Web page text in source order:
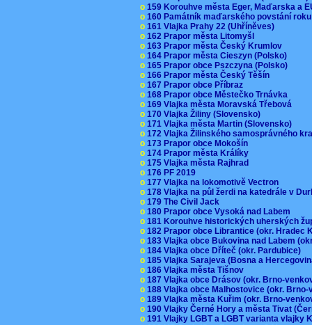
o 159 Korouhve města Eger, Maďarska a
o 160 Památník maďarského povstání
o 161 Vlajka Prahy 22 (Uhříněves)
o 162 Prapor města Litomyšl
o 163 Prapor města Český Krumlov
o 164 Prapor města Cieszyn (Polsko)
o 165 Prapor obce Pszczyna (Polsko)
o 166 Prapor města Český Těšín
o 167 Prapor obce Příbraz
o 168 Prapor obce Městečko Trnávka
o 169 Vlajka města Moravská Třebová
o 170 Vlajka Žiliny (Slovensko)
o 171 Vlajka města Martin (Slovensko)
o 172 Vlajka Žilinského samosprávného
o 173 Prapor obce Mokošín
o 174 Prapor města Králíky
o 175 Vlajka města Rajhrad
o 176 PF 2019
o 177 Vlajka na lokomotivě Vectron
o 178 Vlajka na půl žerdi na katedrále v
o 179 The Civil Jack
o 180 Prapor obce Vysoká nad Labem
o 181 Korouhve historických uherských
o 182 Prapor obce Librantice (okr. Hradec
o 183 Vlajka obce Bukovina nad Labem
o 184 Vlajka obce Dříteč (okr. Pardubice)
o 185 Vlajka Sarajeva (Bosna a
o 186 Vlajka města Tišnov
o 187 Vlajka obce Drásov (okr. Brno-
o 188 Vlajka obce Malhostovice (okr.
o 189 Vlajka města Kuřim (okr. Brno-
o 190 Vlajky Černé Hory a města Tivat
o 191 Vlajky LGBT a LGBT varianta vlajky